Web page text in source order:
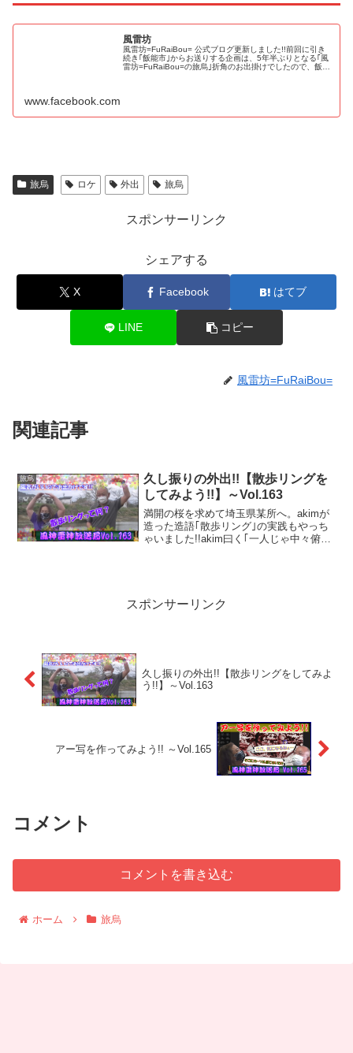
風雷坊
風雷坊=FuRaiBou= 公式ブログ更新しました!!前回に引き
続き｢飯能市｣からお送りする企画は、5年半ぶりとなる｢風
雷坊=FuRaiBou=の旅烏｣折角のお出掛けでしたので、飯能
www.facebook.com
旅烏 ロケ 外出 旅烏
スポンサーリンク
シェアする
X Facebook はてブ
LINE コピー
風雷坊=FuRaiBou=
関連記事
旅烏
久し振りの外出!!【散歩リングを
してみよう!!】～Vol.163
満開の桜を求めて埼玉県某所へ。akimが
造った造語｢散歩リング｣の実践もやっち
ゃいました!!akim曰く｢一人じゃ中々俯瞰
スポンサーリンク
久し振りの外出!!【散歩リングをしてみよ
う!!】～Vol.163
アー写を作ってみよう!! ～Vol.165
コメント
コメントを書き込む
ホーム 旅烏